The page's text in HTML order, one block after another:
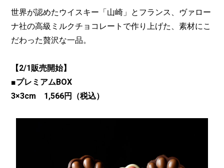
世界が認めたウイスキー「山崎」とフランス、ヴァロー
ナ社の高級ミルクチョコレートで作り上げた、素材にこ
だわった贅沢な一品。
【2/1販売開始】
■プレミアムBOX
3×3cm 1,566円（税込）